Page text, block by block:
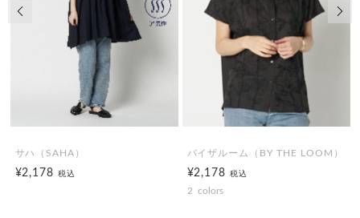
サハ（SAHA）
¥2,178税込
バイザルーム（BY THE LOOM）
¥2,178税込
2 colors
前の画像